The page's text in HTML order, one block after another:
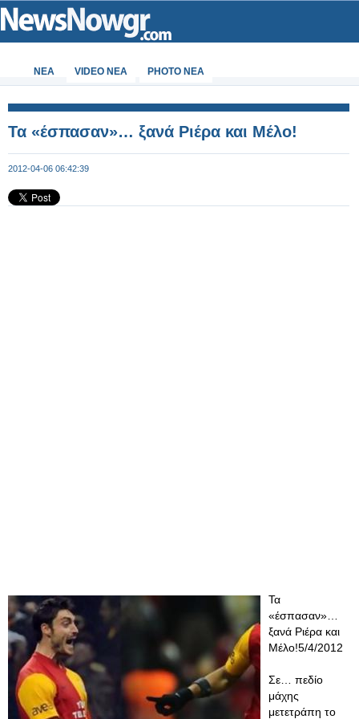
ΝΕΑ VIDEO NEA PHOTO NEA
Τα «έσπασαν»… ξανά Ριέρα και Μέλο!
2012-04-06 06:42:39
Τα
«έσπασαν»…
ξανά Ριέρα και
Μέλο!5/4/2012
Σε… πεδίο
μάχης
μετετράπη το